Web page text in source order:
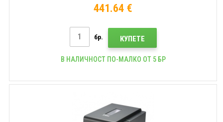
RS232, LPT, Ethernet
441.64 €
бр. КУПЕТЕ
В НАЛИЧНОСТ ПО-МАЛКО ОТ 5 БР